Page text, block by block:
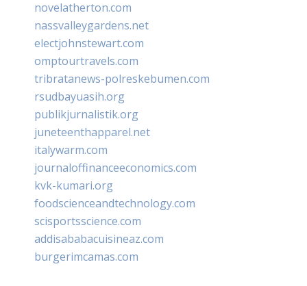
novelatherton.com
nassvalleygardens.net
electjohnstewart.com
omptourtravels.com
tribratanews-polreskebumen.com
rsudbayuasih.org
publikjurnalistik.org
juneteenthapparel.net
italywarm.com
journaloffinanceeconomics.com
kvk-kumari.org
foodscienceandtechnology.com
scisportsscience.com
addisababacuisineaz.com
burgerimcamas.com